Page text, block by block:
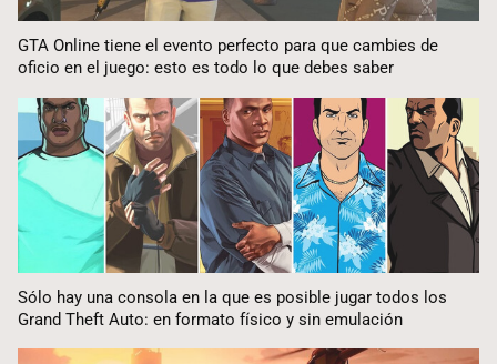
GTA Online tiene el evento perfecto para que cambies de
oficio en el juego: esto es todo lo que debes saber
Sólo hay una consola en la que es posible jugar todos los
Grand Theft Auto: en formato físico y sin emulación